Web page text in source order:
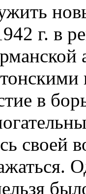
г. в
в
своей